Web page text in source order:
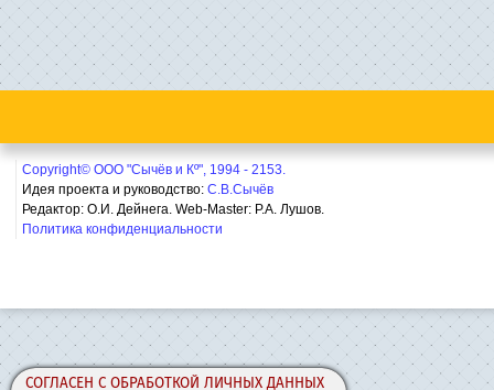
СОГЛАСЕН С ОБРАБОТКОЙ ЛИЧНЫХ ДАННЫХ
Copyright© ООО "Сычёв и Кº", 1994 - 2153.
Идея проекта и руководство: С.В.Сычёв
Редактор: О.И. Дейнега. Web-Master: Р.А. Лушов.
Политика конфиденциальности